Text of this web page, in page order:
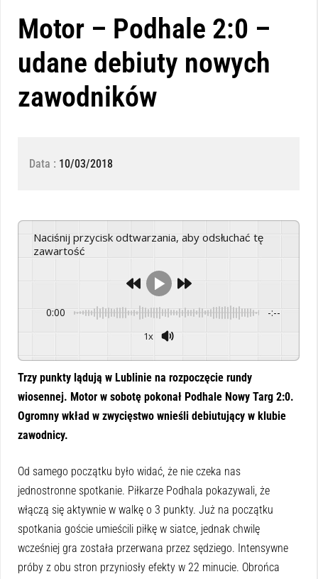
Motor – Podhale 2:0 –
udane debiuty nowych
zawodników
Data : 10/03/2018
Naciśnij przycisk odtwarzania, aby odsłuchać tę
zawartość
0:00 -:--
1x
Trzy punkty lądują w Lublinie na rozpoczęcie rundy
wiosennej. Motor w sobotę pokonał Podhale Nowy Targ 2:0.
Ogromny wkład w zwycięstwo wnieśli debiutujący w klubie
zawodnicy.
Od samego początku było widać, że nie czeka nas
jednostronne spotkanie. Piłkarze Podhala pokazywali, że
włączą się aktywnie w walkę o 3 punkty. Już na początku
spotkania goście umieścili piłkę w siatce, jednak chwilę
wcześniej gra została przerwana przez sędziego. Intensywne
próby z obu stron przyniosły efekty w 22 minucie. Obrońca